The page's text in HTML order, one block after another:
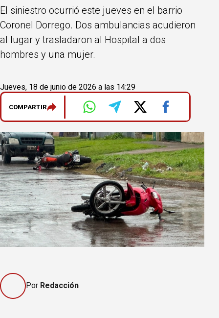
El siniestro ocurrió este jueves en el barrio
Coronel Dorrego. Dos ambulancias acudieron
al lugar y trasladaron al Hospital a dos
hombres y una mujer.
Jueves, 18 de junio de 2026 a las 14:29
COMPARTIR
Por Redacción